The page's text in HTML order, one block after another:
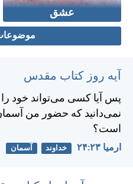
عشق
آیه روز کتاب مقدس
پس آيا كسی می‌تواند خود
نمی‌دانيد كه حضور من
است؟
ارميا ۲۳:‏۲۴ خداوند آسمان